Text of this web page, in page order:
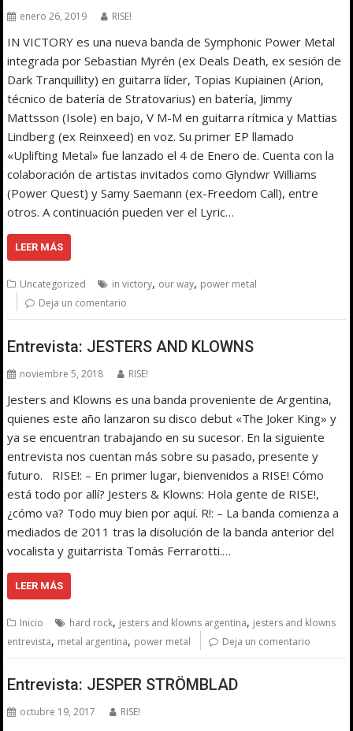
enero 26, 2019 RISE!
IN VICTORY es una nueva banda de Symphonic Power Metal
integrada por Sebastian Myrén (ex Deals Death, ex sesión de
Dark Tranquillity) en guitarra líder, Topias Kupiainen (Arion,
técnico de batería de Stratovarius) en batería, Jimmy
Mattsson (Isole) en bajo, V M-M en guitarra rítmica y Mattias
Lindberg (ex Reinxeed) en voz. Su primer EP llamado
«Uplifting Metal» fue lanzado el 4 de Enero de. Cuenta con la
colaboración de artistas invitados como Glyndwr Williams
(Power Quest) y Samy Saemann (ex-Freedom Call), entre
otros. A continuación pueden ver el Lyric…
LEER MÁS
Uncategorized in victory, our way, power metal
Deja un comentario
Entrevista: JESTERS AND KLOWNS
noviembre 5, 2018 RISE!
Jesters and Klowns es una banda proveniente de Argentina,
quienes este año lanzaron su disco debut «The Joker King» y
ya se encuentran trabajando en su sucesor. En la siguiente
entrevista nos cuentan más sobre su pasado, presente y
futuro. RISE!: – En primer lugar, bienvenidos a RISE! Cómo
está todo por allí? Jesters & Klowns: Hola gente de RISE!,
¿cómo va? Todo muy bien por aquí. R!: – La banda comienza a
mediados de 2011 tras la disolución de la banda anterior del
vocalista y guitarrista Tomás Ferrarotti.…
LEER MÁS
Inicio hard rock, jesters and klowns argentina, jesters and klowns
entrevista, metal argentina, power metal Deja un comentario
Entrevista: JESPER STRÖMBLAD
octubre 19, 2017 RISE!